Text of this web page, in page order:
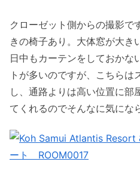
クローゼット側からの撮影で
きの椅子あり。大体窓が大き
日中もカーテンをしておかな
トが多いのですが、こちら
し、通路よりは高い位置に部
てくれるのでそんなに気にな